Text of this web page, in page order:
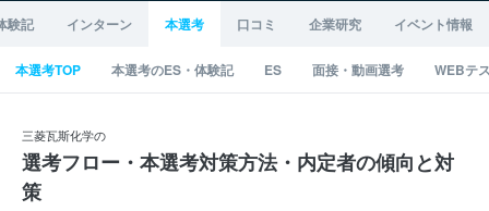
験記 インターン 本選考 口コミ 企業研究 イベント情報
本選考TOP 本選考のES・体験記 ES 面接・動画選考 WEBテ
三菱瓦斯化学の
選考フロー・本選考対策方法・内定者の傾向と対
策